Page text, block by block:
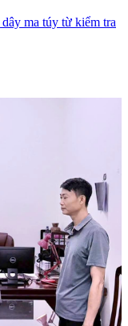
ma túy từ kiểm tra